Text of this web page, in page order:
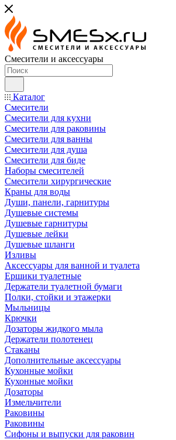
Смесители и аксессуары
Каталог
Смесители
Смесители для кухни
Смесители для раковины
Смесители для ванны
Смесители для душа
Смесители для биде
Наборы смесителей
Смесители хирургические
Краны для воды
Души, панели, гарнитуры
Душевые системы
Душевые гарнитуры
Душевые лейки
Душевые шланги
Изливы
Аксессуары для ванной и туалета
Ершики туалетные
Держатели туалетной бумаги
Полки, стойки и этажерки
Мыльницы
Крючки
Дозаторы жидкого мыла
Держатели полотенец
Стаканы
Дополнительные аксессуары
Кухонные мойки
Кухонные мойки
Дозаторы
Измельчители
Раковины
Раковины
Сифоны и выпуски для раковин